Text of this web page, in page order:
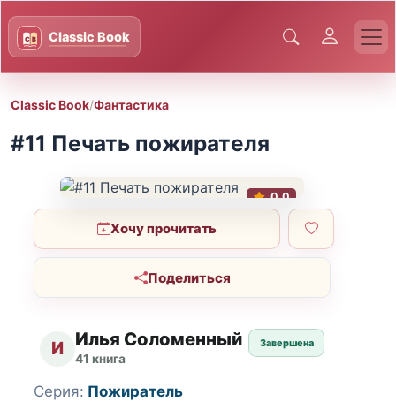
Classic Book/Фантастика
#11 Печать пожирателя
0.0
Хочу прочитать
Поделиться
И Илья Соломенный
41 книга
Завершена
Серия: Пожиратель